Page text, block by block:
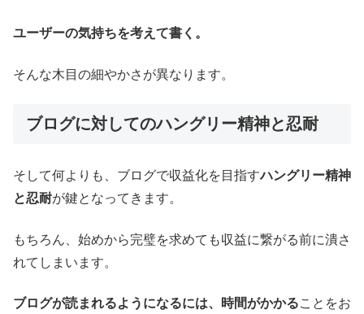
ユーザーの気持ちを考えて書く。
そんな木目の細やかさが異なります。
ブログに対してのハングリー精神と忍耐
そして何よりも、ブログで収益化を目指すハングリー精神
と忍耐が鍵となってきます。
もちろん、始めから完璧を求めても収益に繋がる前に潰さ
れてしまいます。
ブログが読まれるようになるには、時間がかかることをお